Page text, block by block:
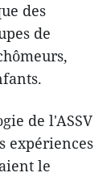
des
de
de l'ASSV
expériences
le